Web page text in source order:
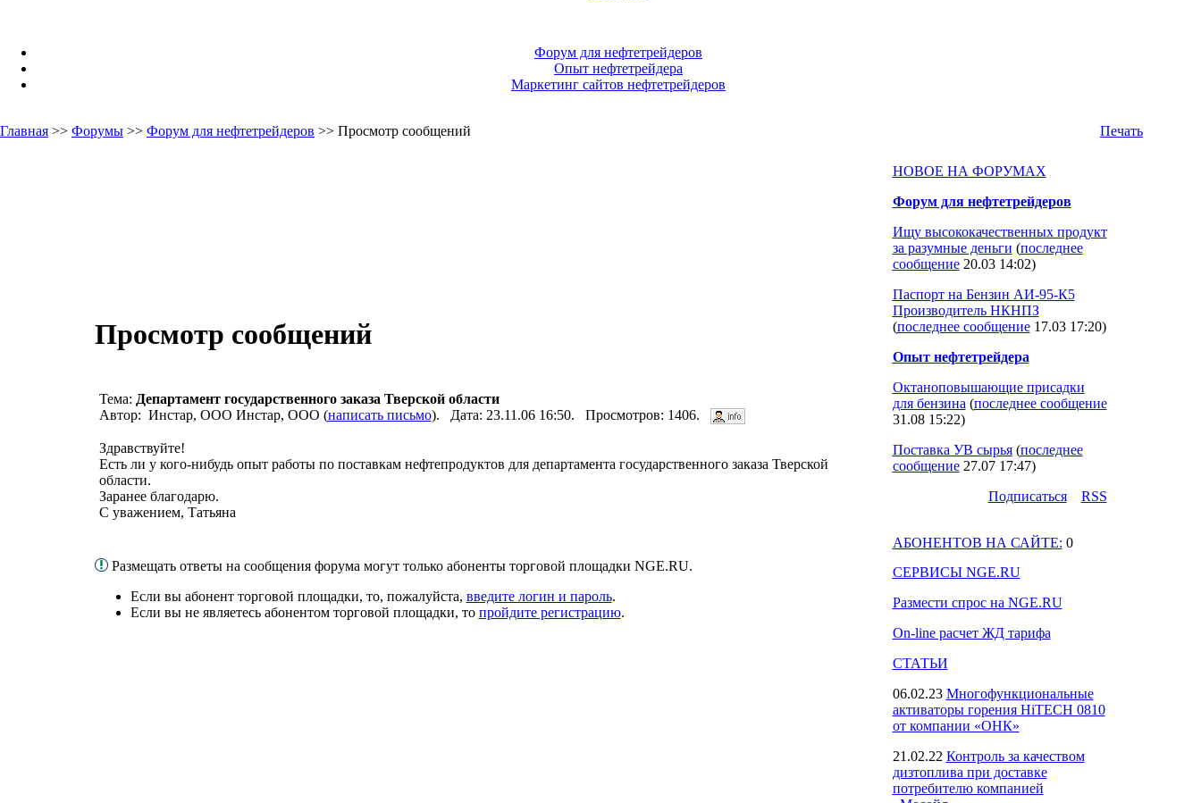
Форум для нефтетрейдеров
Опыт нефтетрейдера
Маркетинг сайтов нефтетрейдеров
Главная >> Форумы >> Форум для нефтетрейдеров >> Просмотр сообщений Печать
Просмотр сообщений
Тема: Департамент государственного заказа Тверской области
Автор: Инстар, ООО Инстар, ООО (написать письмо). Дата: 23.11.06 16:50. Просмотров: 1406.
Здравствуйте!
Есть ли у кого-нибудь опыт работы по поставкам нефтепродуктов для департамента государственного заказа Тверской
области.
Заранее благодарю.
С уважением, Татьяна
Размещать ответы на сообщения форума могут только абоненты торговой площадки NGE.RU.
Если вы абонент торговой площадки, то, пожалуйста, введите логин и пароль.
Если вы не являетесь абонентом торговой площадки, то пройдите регистрацию.
НОВОЕ НА ФОРУМАХ
Форум для нефтетрейдеров
Ищу высококачественных продукт
за разумные деньги (последнее
сообщение 20.03 14:02)
Паспорт на Бензин АИ-95-К5
Производитель НКНПЗ
(последнее сообщение 17.03 17:20)
Опыт нефтетрейдера
Октаноповышающие присадки
для бензина (последнее сообщение
31.08 15:22)
Поставка УВ сырья(последнее
сообщение 27.07 17:47)
Подпиcаться
RSS
АБОНЕНТОВ НА САЙТЕ: 0
СЕРВИСЫ NGE.RU
Размести спрос на NGE.RU
On-line расчет ЖД тарифа
СТАТЬИ
06.02.23 Многофункциональные
активаторы горения HiTECH 0810
от компании «ОНК»
21.02.22 Контроль за качеством
дизтоплива при доставке
потребителю компанией